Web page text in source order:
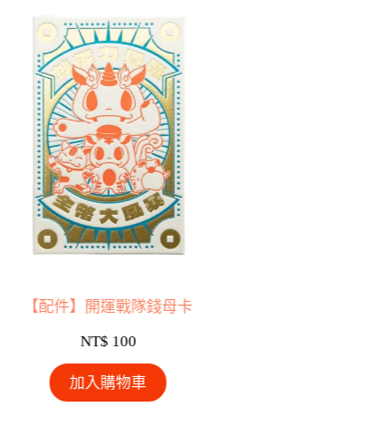
【配件】開運戰隊錢母卡
NT$ 100
加入購物車